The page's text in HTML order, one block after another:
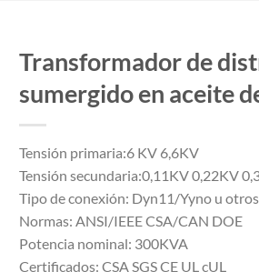
Transformador de
sumergido en aceite
Tensión primaria:6 KV 6,6KV
Tensión secundaria:0,11KV 0,22KV
Tipo de conexión: Dyn11/Yyno u otros
Normas: ANSI/IEEE CSA/CAN DOE
Potencia nominal: 300KVA
Certificados: CSA SGS CE UL cUL